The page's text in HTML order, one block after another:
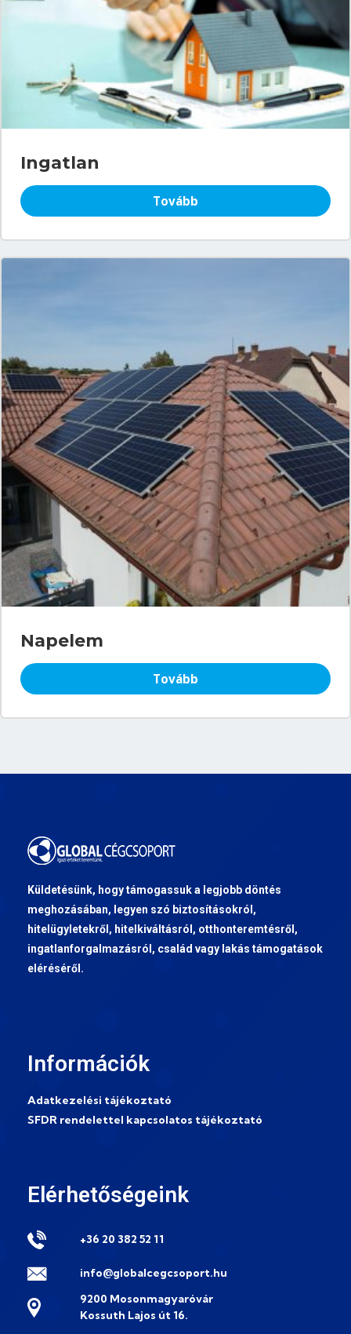
Ingatlan
Tovább
Napelem
Tovább
Küldetésünk, hogy támogassuk a legjobb döntés
meghozásában, legyen szó biztosításokról,
hitelügyletekről, hitelkiváltásról, otthonteremtésről,
ingatlanforgalmazásról, család vagy lakás támogatások
eléréséről.
Információk
Adatkezelési tájékoztató
SFDR rendelettel kapcsolatos tájékoztató
Elérhetőségeink
+36 20 382 52 11
info@globalcegcsoport.hu
9200 Mosonmagyaróvár
Kossuth Lajos út 16.